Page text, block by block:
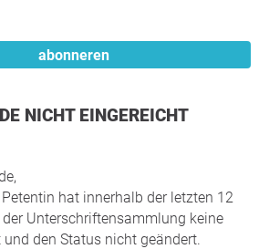
abonneren
NICHT EINGEREICHT
hat innerhalb der letzten 12
Unterschriftensammlung keine
den Status nicht geändert.